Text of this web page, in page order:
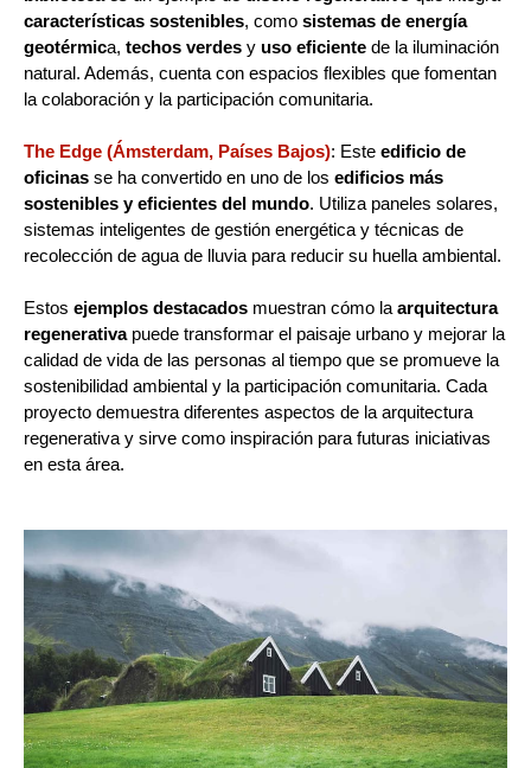
características sostenibles, como sistemas de energía
geotérmica, techos verdes y uso eficiente de la iluminación
natural. Además, cuenta con espacios flexibles que fomentan
la colaboración y la participación comunitaria.
The Edge (Ámsterdam, Países Bajos): Este edificio de
oficinas se ha convertido en uno de los edificios más
sostenibles y eficientes del mundo. Utiliza paneles solares,
sistemas inteligentes de gestión energética y técnicas de
recolección de agua de lluvia para reducir su huella ambiental.
Estos ejemplos destacados muestran cómo la arquitectura
regenerativapuede transformar el paisaje urbano y mejorar la
calidad de vida de las personas al tiempo que se promueve la
sostenibilidad ambiental y la participación comunitaria. Cada
proyecto demuestra diferentes aspectos de la arquitectura
regenerativa y sirve como inspiración para futuras iniciativas
en esta área.